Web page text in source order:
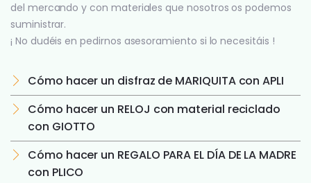
del mercando y con materiales que nosotros os podemos
suministrar.
¡ No dudéis en pedirnos asesoramiento si lo necesitáis !
Cómo hacer un disfraz de MARIQUITA con APLI
Cómo hacer un RELOJ con material reciclado
con GIOTTO
Cómo hacer un REGALO PARA EL DÍA DE LA MADRE
con PLICO